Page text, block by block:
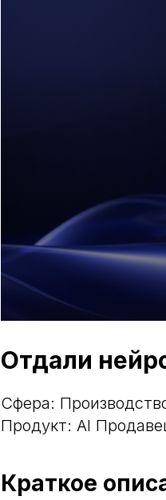
Отдали
Сфера:
Продукт: AI
Краткое